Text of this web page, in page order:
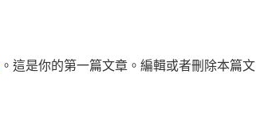
。這是你的第一篇文章。編輯或者刪除本篇文